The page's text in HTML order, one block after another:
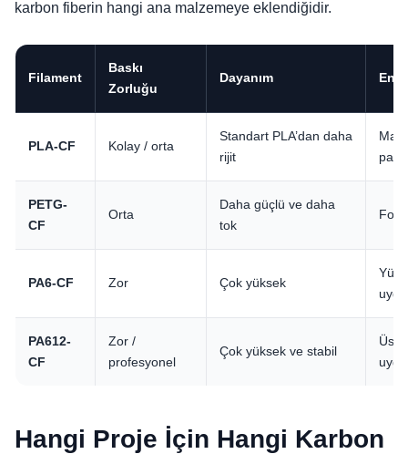
karbon fiberin hangi ana malzemeye eklendiğidir.
Filament
Baskı
Zorluğu
Dayanım En
PLA-CF Kolay / orta
Standart PLA’dan daha
rijit
Mat
PETG-
CF
Orta
Daha güçlü ve daha
tok
PA6-CF Zor Çok yüksek
Yük
PA612-
CF
Zor /
profesyonel
Çok yüksek ve stabil
Üst
Hangi Proje İçin Hangi Karbon